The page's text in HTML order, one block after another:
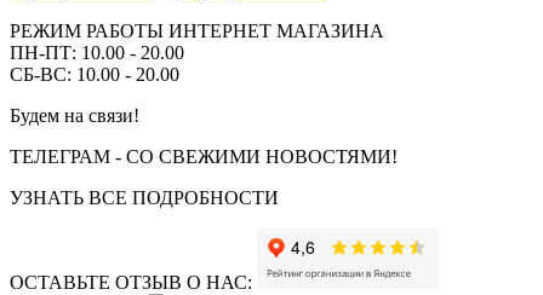
РЕЖИМ РАБОТЫ ИНТЕРНЕТ МАГАЗИНА
ПН-ПТ: 10.00 - 20.00
СБ-ВС: 10.00 - 20.00
Будем на связи!
ТЕЛЕГРАМ - СО СВЕЖИМИ НОВОСТЯМИ!
УЗНАТЬ ВСЕ ПОДРОБНОСТИ
ОСТАВЬТЕ ОТЗЫВ О НАС: